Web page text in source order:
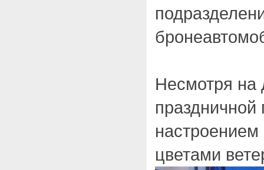
Несмотря на
цветами